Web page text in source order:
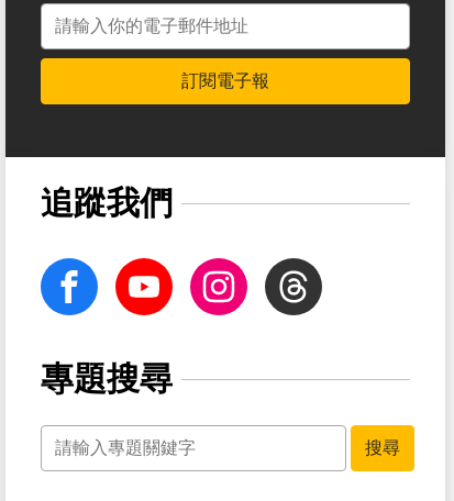
電子郵件地址
訂閱電子報
追蹤我們
facebook Youtube InstagramThreads
專題搜尋
關鍵字
搜尋